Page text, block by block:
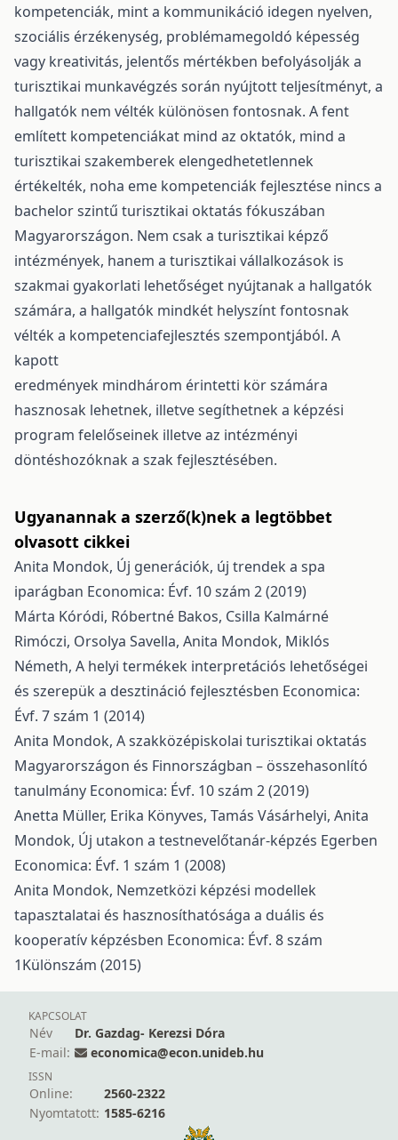
kompetenciák, mint a kommunikáció idegen nyelven,
szociális érzékenység, problémamegoldó képesség
vagy kreativitás, jelentős mértékben befolyásolják a
turisztikai munkavégzés során nyújtott teljesítményt, a
hallgatók nem vélték különösen fontosnak. A fent
említett kompetenciákat mind az oktatók, mind a
turisztikai szakemberek elengedhetetlennek
értékelték, noha eme kompetenciák fejlesztése nincs a
bachelor szintű turisztikai oktatás fókuszában
Magyarországon. Nem csak a turisztikai képző
intézmények, hanem a turisztikai vállalkozások is
szakmai gyakorlati lehetőséget nyújtanak a hallgatók
számára, a hallgatók mindkét helyszínt fontosnak
vélték a kompetenciafejlesztés szempontjából. A
kapott
eredmények mindhárom érintetti kör számára
hasznosak lehetnek, illetve segíthetnek a képzési
program felelőseinek illetve az intézményi
döntéshozóknak a szak fejlesztésében.
Ugyanannak a szerző(k)nek a legtöbbet
olvasott cikkei
Anita Mondok, Új generációk, új trendek a spa
iparágban Economica: Évf. 10 szám 2 (2019)
Márta Kóródi, Róbertné Bakos, Csilla Kalmárné
Rimóczi, Orsolya Savella, Anita Mondok, Miklós
Németh, A helyi termékek interpretációs lehetőségei
és szerepük a desztináció fejlesztésben Economica:
Évf. 7 szám 1 (2014)
Anita Mondok, A szakközépiskolai turisztikai oktatás
Magyarországon és Finnországban – összehasonlító
tanulmány Economica: Évf. 10 szám 2 (2019)
Anetta Müller, Erika Könyves, Tamás Vásárhelyi, Anita
Mondok, Új utakon a testnevelőtanár-képzés Egerben
Economica: Évf. 1 szám 1 (2008)
Anita Mondok, Nemzetközi képzési modellek
tapasztalatai és hasznosíthatósága a duális és
kooperatív képzésben Economica: Évf. 8 szám
1Különszám (2015)
KAPCSOLAT
Név
Dr. Gazdag- Kerezsi Dóra
E-mail:
economica@econ.unideb.hu
ISSN
Online:
2560-2322
Nyomtatott: 1585-6216